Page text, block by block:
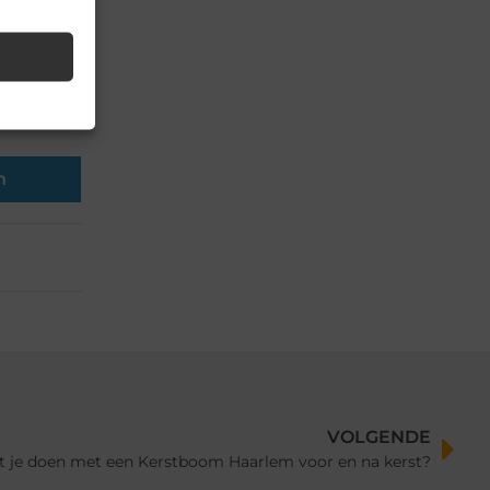
op
VOLGENDE
je doen met een Kerstboom Haarlem voor en na kerst?